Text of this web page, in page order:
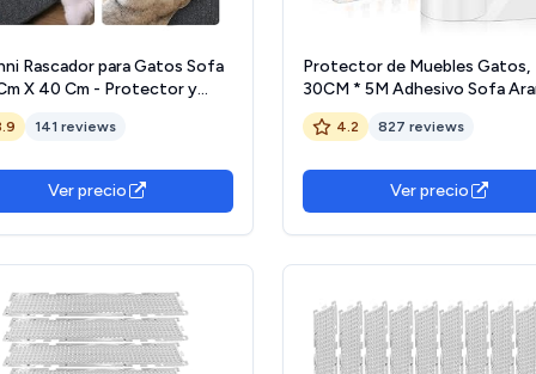
Rascador para Gatos Sofa
X 40 Cm - Protector y
Rascador para Pared -
de Sofa para Gatos
141 reviews
Ver precio
Protector de Muebles Gatos,
30CM * 5M Adhesivo Sofa
con 20 Tornillos,Pegatina
Protectora Transparente Fácil
Armario
4.2 827 reviews
Ver precio